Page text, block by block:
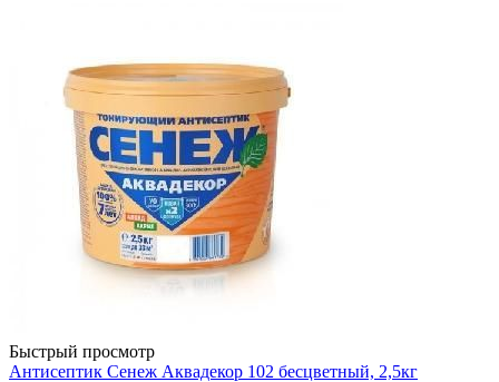
Быстрый просмотр
Антисептик Сенеж Аквадекор 102 бесцветный, 2,5кг